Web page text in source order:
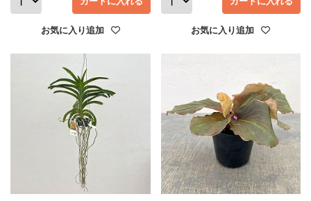
お気に入り追加 お気に入り追加